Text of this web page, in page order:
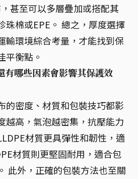
甚至可以多層疊加或搭配其
珠棉或EPE。 總之，厚度選擇
輸環境綜合考量，才能找到保
平衡點。
有哪些因素會影響其保護效
的密度、材質和包裝技巧都影
越高，氣泡越密集，抗壓能力
材質更具彈性和韌性，適
材質則更堅固耐用，適合包
此外，正確的包裝方法也至關